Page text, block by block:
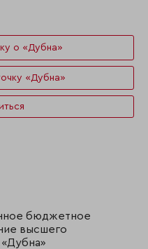
о «Дубна»
«Дубна»
бюджетное
высшего